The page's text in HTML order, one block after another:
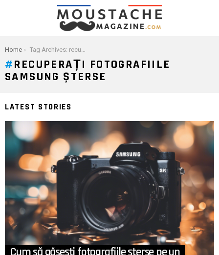
You are here:
Home Tag Archives: recuperați fotografiile Samsung șterse
RECUPERAȚI FOTOGRAFIILE
SAMSUNG ȘTERSE
LATEST STORIES
Cum să găsești fotografiile șterse pe un